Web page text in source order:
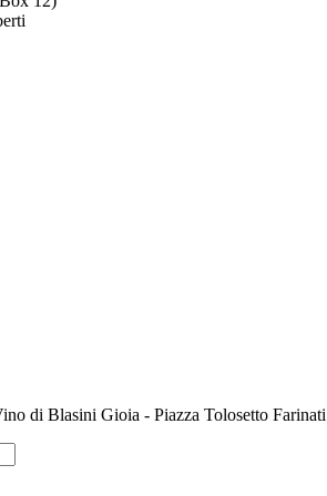
di Blasini Gioia - Piazza Tolosetto